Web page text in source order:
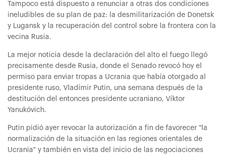
Tampoco está dispuesto a renunciar a otras dos condiciones
ineludibles de su plan de paz: la desmilitarización de Donetsk
y Lugansk y la recuperación del control sobre la frontera con la
vecina Rusia.
La mejor noticia desde la declaración del alto el fuego llegó
precisamente desde Rusia, donde el Senado revocó hoy el
permiso para enviar tropas a Ucrania que había otorgado al
presidente ruso, Vladímir Putin, una semana después de la
destitución del entonces presidente ucraniano, Víktor
Yanukóvich.
Putin pidió ayer revocar la autorización a fin de favorecer "la
normalización de la situación en las regiones orientales de
Ucrania" y también en vista del inicio de las negociaciones